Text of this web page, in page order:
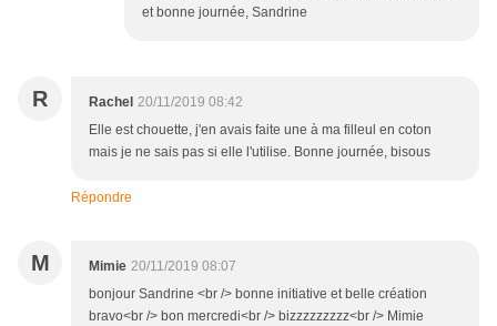
et bonne journée, Sandrine
R Rachel 20/11/2019 08:42
Elle est chouette, j'en avais faite une à ma filleul en coton
mais je ne sais pas si elle l'utilise. Bonne journée, bisous
Répondre
M Mimie 20/11/2019 08:07
bonjour Sandrine <br /> bonne initiative et belle création
bravo<br /> bon mercredi<br /> bizzzzzzzzz<br /> Mimie